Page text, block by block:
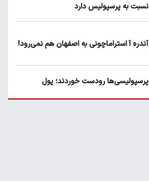
نسبت به پرسپولیس دارد
آندره آ استراماچونی به اصفهان هم نمی‌رود!
پرسپولیسی‌ها رودست خوردند؛ پول